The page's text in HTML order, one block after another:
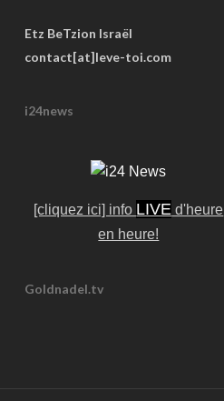
Etz BeTzion Israël
contact[at]leve-toi.com
i24news
[cliquez ici] info LIVE d'heure
en heure!
Goldnadel.tv